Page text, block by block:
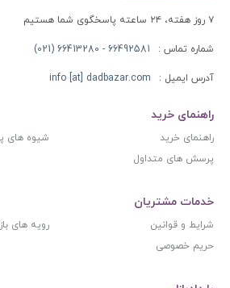
۷ روز هفته، ۲۴ ساعته پاسخگوی شما هستیم
شماره تماس : 66492581 - 66413280 (021)
آدرس ایمیل : info [at] dadbazar.com
راهنمای خرید
راهنمای خرید
شیوه های
پرسش های متداول
خدمات مشتریان
شرایط و قوانین
رویه های
حریم خصوصی